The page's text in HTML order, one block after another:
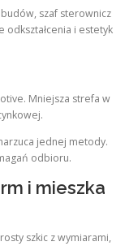
szaf sterownicz
odkształcenia i estetyk
Mniejsza strefa w
jednej metody.
odbioru.
i mieszka
szkic z wymiarami,